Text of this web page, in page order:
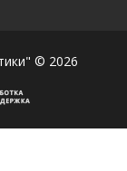
© 2026